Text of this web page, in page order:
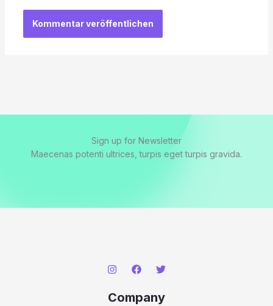
Sign up for Newsletter
Maecenas potenti ultrices, turpis eget turpis gravida.
Company